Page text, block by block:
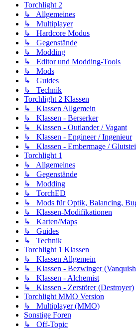
Torchlight 2
↳ Allgemeines
↳ Multiplayer
↳ Hardcore Modus
↳ Gegenstände
↳ Modding
↳ Editor und Modding-Tools
↳ Mods
↳ Guides
↳ Technik
Torchlight 2 Klassen
↳ Klassen Allgemein
↳ Klassen - Berserker
↳ Klassen - Outlander / Vagant
↳ Klassen - Engineer / Ingenieur
↳ Klassen - Embermage /
Torchlight 1
↳ Allgemeines
↳ Gegenstände
↳ Modding
↳ TorchED
↳ Mods für Optik, Balancing,
↳ Klassen-Modifikationen
↳ Karten/Maps
↳ Guides
↳ Technik
Torchlight 1 Klassen
↳ Klassen Allgemein
↳ Klassen - Bezwinger
↳ Klassen - Alchemist
↳ Klassen - Zerstörer (Destroyer)
Torchlight MMO Version
↳ Multiplayer (MMO)
Sonstige Foren
↳ Off-Topic